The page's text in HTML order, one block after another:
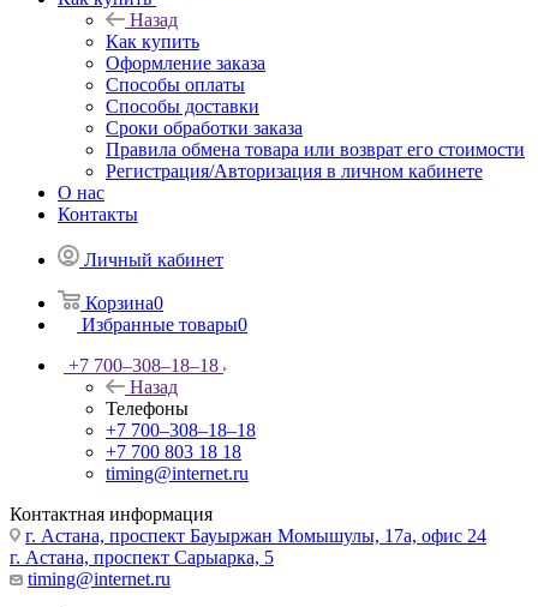
Назад
Как купить
Оформление заказа
Способы оплаты
Способы доставки
Сроки обработки заказа
Правила обмена товара или возврат его стоимости
Регистрация/Авторизация в личном кабинете
О нас
Контакты
Личный кабинет
Корзина0
Избранные товары0
+7 700‒308‒18‒18
Назад
Телефоны
+7 700‒308‒18‒18
+7 700 803 18 18
timing@internet.ru
Контактная информация
г. Астана, проспект Бауыржан Момышулы, 17а, офис 24
г. Астана, проспект Сарыарка, 5
timing@internet.ru